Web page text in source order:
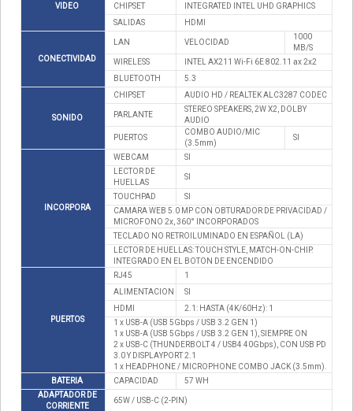
VIDEO
CHIPSET
INTEGRATED INTEL UHD GRAPHICS
SALIDAS
HDMI
CONECTIVIDAD
LAN VELOCIDAD
1000
MB/S
WIRELESS
INTEL AX211 Wi-Fi 6E 802.11 ax 2x2
BLUETOOTH
5.3
SONIDO
CHIPSET AUDIO HD / REALTEK ALC3287 CODEC
PARLANTE
STEREO SPEAKERS, 2W X2, DOLBY
AUDIO
PUERTOS
COMBO AUDIO/MIC
(3.5mm)
SI
INCORPORA
WEBCAM
SI
LECTOR DE
HUELLAS
SI
TOUCHPAD
SI
CAMARA WEB 5.0 MP CON OBTURADOR DE PRIVACIDAD /
MICROFONO 2x, 360° INCORPORADOS
TECLADO NO RETROILUMINADO EN ESPAÑOL (LA)
LECTOR DE HUELLAS: TOUCH STYLE, MATCH-ON-CHIP.
INTEGRADO EN EL BOTON DE ENCENDIDO
PUERTOS
RJ45
1
ALIMENTACION
SI
HDMI
2.1: HASTA (4K/60Hz): 1
1 x USB-A (USB 5Gbps / USB 3.2 GEN 1)
1 x USB-A (USB 5Gbps / USB 3.2 GEN 1), SIEMPRE ON
2 x USB-C (THUNDERBOLT 4 / USB4 40Gbps), CON USB PD
3.0 Y DISPLAYPORT 2.1
1 x HEADPHONE / MICROPHONE COMBO JACK (3.5mm).
BATERIA
CAPACIDAD
57 WH
ADAPTADOR DE
CORRIENTE
65W / USB-C (2-PIN)